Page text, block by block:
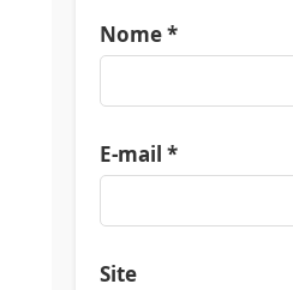
Nome*
E-mail *
Site